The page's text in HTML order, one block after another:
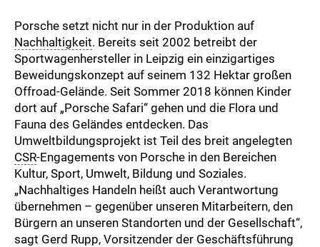
Porsche setzt nicht nur in der Produktion auf
Nachhaltigkeit. Bereits seit 2002 betreibt der
Sportwagenhersteller in Leipzig ein einzigartiges
Beweidungskonzept auf seinem 132 Hektar großen
Offroad-Gelände. Seit Sommer 2018 können Kinder
dort auf „Porsche Safari“ gehen und die Flora und
Fauna des Geländes entdecken. Das
Umweltbildungsprojekt ist Teil des breit angelegten
CSR-Engagements von Porsche in den Bereichen
Kultur, Sport, Umwelt, Bildung und Soziales.
„Nachhaltiges Handeln heißt auch Verantwortung
übernehmen – gegenüber unseren Mitarbeitern, den
Bürgern an unseren Standorten und der Gesellschaft“,
sagt Gerd Rupp, Vorsitzender der Geschäftsführung